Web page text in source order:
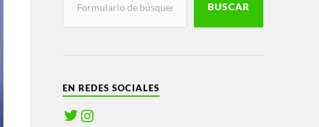
BUSCAR
EN REDES SOCIALES